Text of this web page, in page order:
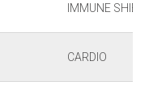
IMMUNE
CARDIO